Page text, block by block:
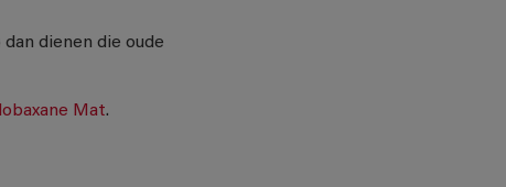
dienen die oude
Mat.